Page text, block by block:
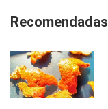
Recomendadas